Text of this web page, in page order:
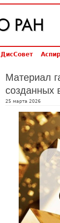
ДисСовет
Материал
созданных
25 марта 2026